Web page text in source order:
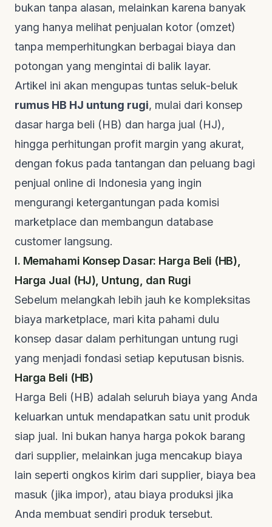
bukan tanpa alasan, melainkan karena banyak
yang hanya melihat penjualan kotor (omzet)
tanpa memperhitungkan berbagai biaya dan
potongan yang mengintai di balik layar.
Artikel ini akan mengupas tuntas seluk-beluk
rumus HB HJ untung rugi, mulai dari konsep
dasar harga beli (HB) dan harga jual (HJ),
hingga perhitungan profit margin yang akurat,
dengan fokus pada tantangan dan peluang bagi
penjual online di Indonesia yang ingin
mengurangi ketergantungan pada komisi
marketplace dan membangun database
customer langsung.
I. Memahami Konsep Dasar: Harga Beli (HB),
Harga Jual (HJ), Untung, dan Rugi
Sebelum melangkah lebih jauh ke kompleksitas
biaya marketplace, mari kita pahami dulu
konsep dasar dalam perhitungan untung rugi
yang menjadi fondasi setiap keputusan bisnis.
Harga Beli (HB)
Harga Beli (HB) adalah seluruh biaya yang Anda
keluarkan untuk mendapatkan satu unit produk
siap jual. Ini bukan hanya harga pokok barang
dari supplier, melainkan juga mencakup biaya
lain seperti ongkos kirim dari supplier, biaya bea
masuk (jika impor), atau biaya produksi jika
Anda membuat sendiri produk tersebut.